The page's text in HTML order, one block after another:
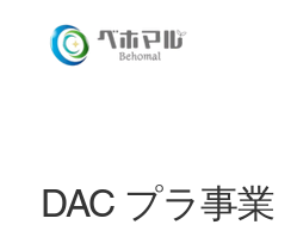
DAC プラ事業